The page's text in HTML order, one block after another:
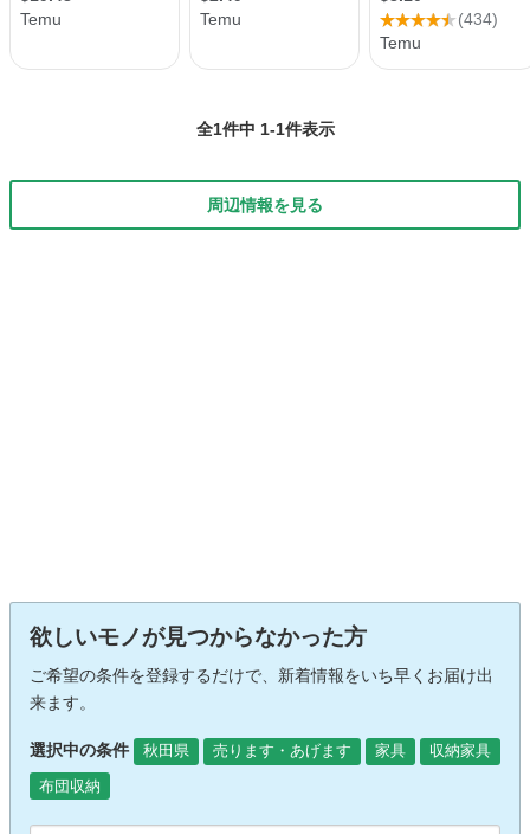
全1件中 1-1件表示
周辺情報を見る
欲しいモノが見つからなかった方
ご希望の条件を登録するだけで、新着情報をいち早くお届け出
来ます。
選択中の条件 秋田県 売ります・あげます 家具
収納家具
布団収納